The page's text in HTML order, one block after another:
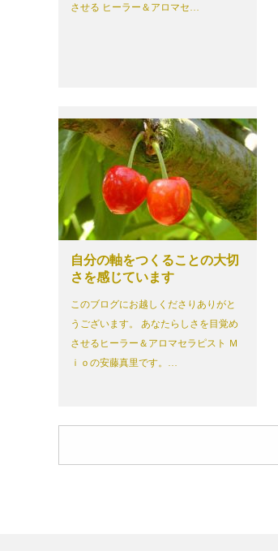
させる ヒーラー＆アロマセ…
自分の軸をつくることの大切
さを感じています
このブログにお越しくださりありがと
うございます。 あなたらしさを目覚め
させるヒーラー＆アロマセラピスト Ｍ
ｉｏの安藤真里です。…